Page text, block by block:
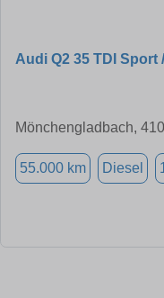
Audi Q2 35 TDI Sport
Mönchengladbach,
55.000 km Diesel